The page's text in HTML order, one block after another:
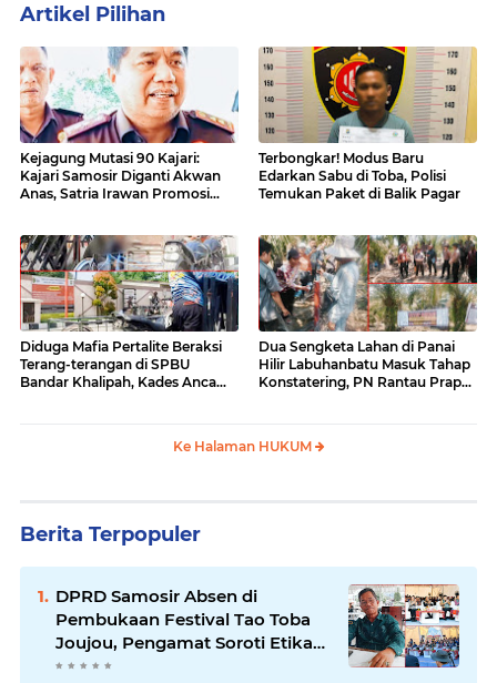
Artikel Pilihan
Kejagung Mutasi 90 Kajari:
Kajari Samosir Diganti Akwan
Anas, Satria Irawan Promosi
Terbongkar! Modus Baru
Edarkan Sabu di Toba, Polisi
Temukan Paket di Balik Pagar
Diduga Mafia Pertalite Beraksi
Terang-terangan di SPBU
Bandar Khalipah, Kades Ancam
Dua Sengketa Lahan di Panai
Hilir Labuhanbatu Masuk Tahap
Konstatering, PN Rantau Prapat
Ke Halaman HUKUM
Berita Terpopuler
DPRD Samosir Absen di
Pembukaan Festival Tao Toba
Joujou, Pengamat Soroti Etika
Birokrasi Pemkab